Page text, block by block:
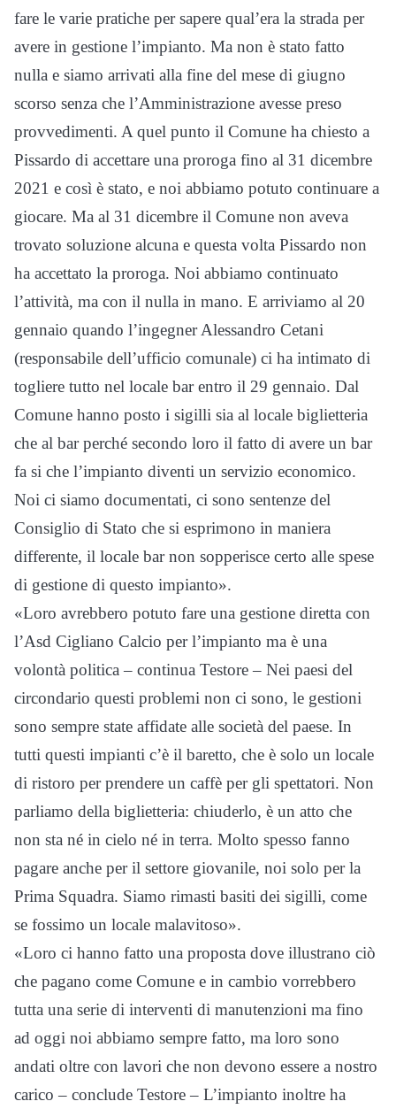
fare le varie pratiche per sapere qual’era la strada per
avere in gestione l’impianto. Ma non è stato fatto
nulla e siamo arrivati alla fine del mese di giugno
scorso senza che l’Amministrazione avesse preso
provvedimenti. A quel punto il Comune ha chiesto a
Pissardo di accettare una proroga fino al 31 dicembre
2021 e così è stato, e noi abbiamo potuto continuare a
giocare. Ma al 31 dicembre il Comune non aveva
trovato soluzione alcuna e questa volta Pissardo non
ha accettato la proroga. Noi abbiamo continuato
l’attività, ma con il nulla in mano. E arriviamo al 20
gennaio quando l’ingegner Alessandro Cetani
(responsabile dell’ufficio comunale) ci ha intimato di
togliere tutto nel locale bar entro il 29 gennaio. Dal
Comune hanno posto i sigilli sia al locale biglietteria
che al bar perché secondo loro il fatto di avere un bar
fa si che l’impianto diventi un servizio economico.
Noi ci siamo documentati, ci sono sentenze del
Consiglio di Stato che si esprimono in maniera
differente, il locale bar non sopperisce certo alle spese
di gestione di questo impianto».
«Loro avrebbero potuto fare una gestione diretta con
l’Asd Cigliano Calcio per l’impianto ma è una
volontà politica – continua Testore – Nei paesi del
circondario questi problemi non ci sono, le gestioni
sono sempre state affidate alle società del paese. In
tutti questi impianti c’è il baretto, che è solo un locale
di ristoro per prendere un caffè per gli spettatori. Non
parliamo della biglietteria: chiuderlo, è un atto che
non sta né in cielo né in terra. Molto spesso fanno
pagare anche per il settore giovanile, noi solo per la
Prima Squadra. Siamo rimasti basiti dei sigilli, come
se fossimo un locale malavitoso».
«Loro ci hanno fatto una proposta dove illustrano ciò
che pagano come Comune e in cambio vorrebbero
tutta una serie di interventi di manutenzioni ma fino
ad oggi noi abbiamo sempre fatto, ma loro sono
andati oltre con lavori che non devono essere a nostro
carico – conclude Testore – L’impianto inoltre ha